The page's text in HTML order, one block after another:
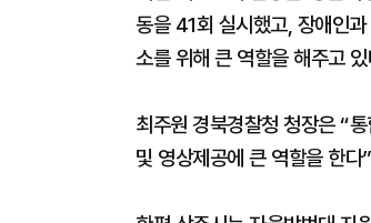
동을 41회 실시했고, 장애인
소를 위해 큰 역할을 해주고
최주원 경북경찰청 청장은 “
및 영상제공에 큰 역할을 한다